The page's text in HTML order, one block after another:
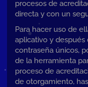
procesos de
directa y con un
Para hacer uso de
aplicativo y después
contraseña únicos,
de la herramienta
proceso de
de otorgamiento,